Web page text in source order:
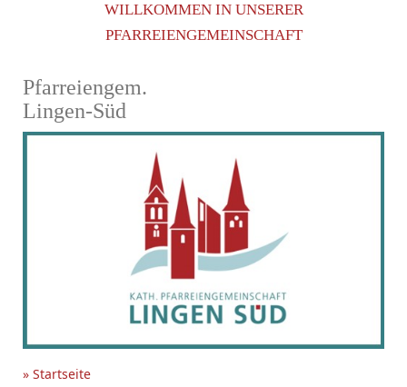
WILLKOMMEN IN UNSERER
PFARREIENGEMEINSCHAFT
Pfarreiengem.
Lingen-Süd
» Startseite